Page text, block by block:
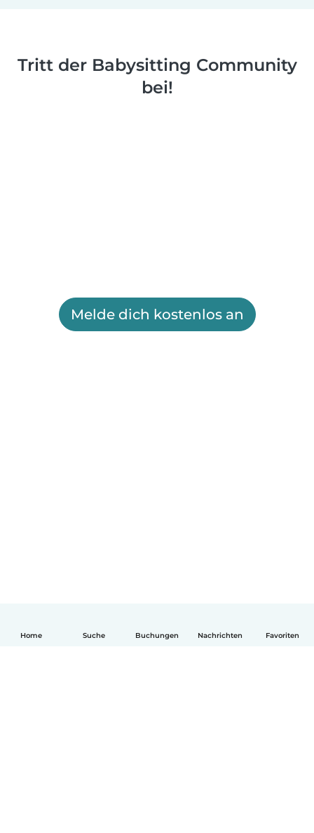
Home Suche Buchungen Nachrichten Favoriten
Tritt der Babysitting Community
bei!
Melde dich kostenlos an